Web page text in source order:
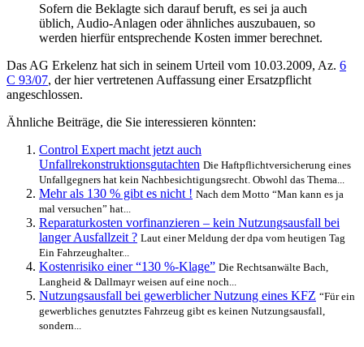
Sofern die Beklagte sich darauf beruft, es sei ja auch
üblich, Audio-Anlagen oder ähnliches auszubauen, so
werden hierfür entsprechende Kosten immer berechnet.
Das AG Erkelenz hat sich in seinem Urteil vom 10.03.2009, Az. 6
C 93/07, der hier vertretenen Auffassung einer Ersatzpflicht
angeschlossen.
Ähnliche Beiträge, die Sie interessieren könnten:
Control Expert macht jetzt auch
Unfallrekonstruktionsgutachten Die Haftpflichtversicherung eines
Unfallgegners hat kein Nachbesichtigungsrecht. Obwohl das Thema...
Mehr als 130 % gibt es nicht ! Nach dem Motto “Man kann es ja
mal versuchen” hat...
Reparaturkosten vorfinanzieren – kein Nutzungsausfall bei
langer Ausfallzeit ? Laut einer Meldung der dpa vom heutigen Tag
Ein Fahrzeughalter...
Kostenrisiko einer “130 %-Klage” Die Rechtsanwälte Bach,
Langheid & Dallmayr weisen auf eine noch...
Nutzungsausfall bei gewerblicher Nutzung eines KFZ “Für ein
gewerbliches genutztes Fahrzeug gibt es keinen Nutzungsausfall,
sondern...